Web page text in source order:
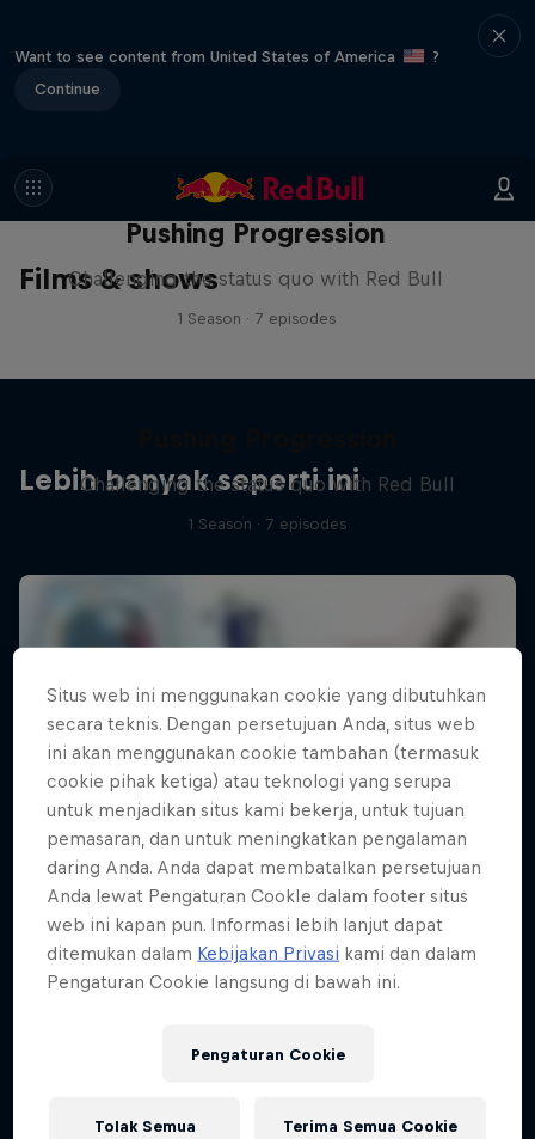
Want to see content from United States of America
?
Continue
Films & shows
Pushing Progression
Challenging the status quo with Red Bull
1 Season · 7 episodes
Lebih banyak seperti ini
Challenging the status quo with Red Bull
1 Season · 7 episodes
Situs web ini menggunakan cookie yang dibutuhkan
secara teknis. Dengan persetujuan Anda, situs web
ini akan menggunakan cookie tambahan (termasuk
cookie pihak ketiga) atau teknologi yang serupa
untuk menjadikan situs kami bekerja, untuk tujuan
pemasaran, dan untuk meningkatkan pengalaman
daring Anda. Anda dapat membatalkan persetujuan
Anda lewat Pengaturan CookIe dalam footer situs
web ini kapan pun. Informasi lebih lanjut dapat
ditemukan dalam Kebijakan Privasi kami dan dalam
Pengaturan Cookie langsung di bawah ini.
Pengaturan Cookie
Tolak Semua Terima Semua Cookie